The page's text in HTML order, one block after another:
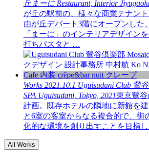
丘まーに Restaurant, Interior
が丘の駅前の、様々な商業テナン
由が丘デパート3階にオープンした
「まーに」のインテリアデザイン
打ちパスタと …
Works 2021.10.1 Uguisudani Club 鶯
SPA Uguisudani, Tokyo, 2021東京鶯
計画。既存ホテルの隣地に新館を
と6室の客室からなる複合的で、街
化的な環境を創り出すことを目指
All Works